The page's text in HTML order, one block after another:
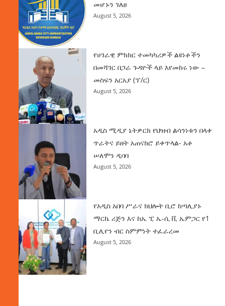
መሆኑን ገለፀ
August 5, 2026
የሀገራዊ ምክክር ተመካካሪዎች ልዩነቶችን
በመሻገር በጋራ ጉዳዮች ላይ እየመከሩ ነው –
መስፍን አርአያ (ፕ/ር)
August 5, 2026
አዲስ ሚዲያ ኔትዎርክ የህዝብ ልሳንነቱን በላቀ
ጥራትና ይዘት አጠናክሮ ይቀጥላል- አቶ
ሠለሞን ዲባባ
August 5, 2026
የአዲስ አበባ ሥራና ክህሎት ቢሮ ከጣሊያኑ
ማርኬ ሪጅን እና ከኤ ፒ ኤ-ሲ ቪ ኤምጋር የ1
ቢሊየን ብር ስምምነት ተፈራረመ
August 5, 2026